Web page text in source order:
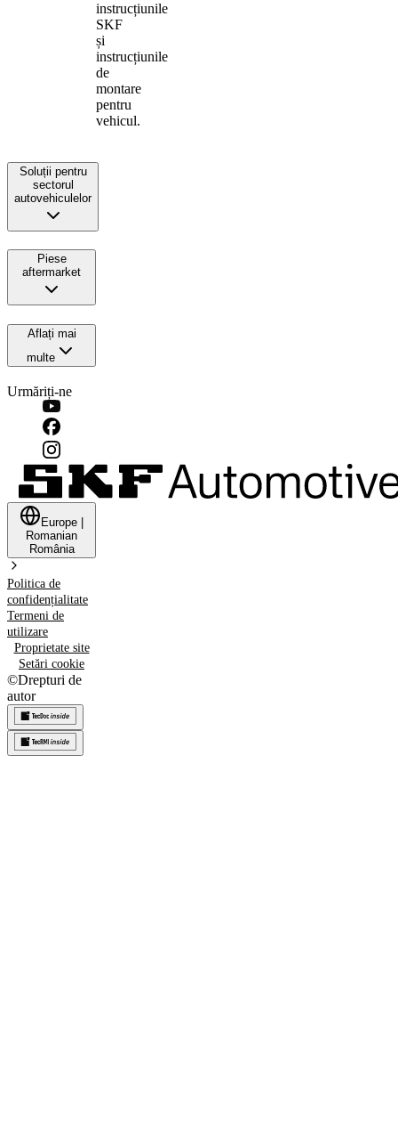
instrucțiunile
SKF
și
instrucțiunile
de
montare
pentru
vehicul.
Soluții pentru
sectorul
autovehiculelor
Piese
aftermarket
Aflați mai
multe
Urmăriți-ne
Europe
Romanian
România
Politica de
confidențialitate
Termeni de
utilizare
Proprietate site
Setări cookie
©Drepturi de
autor